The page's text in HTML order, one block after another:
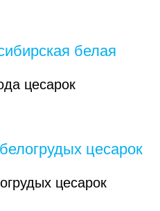
цесарок
цесарок